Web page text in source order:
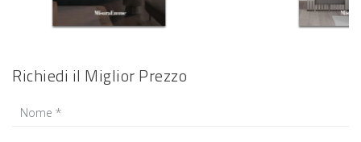
Richiedi il Miglior Prezzo